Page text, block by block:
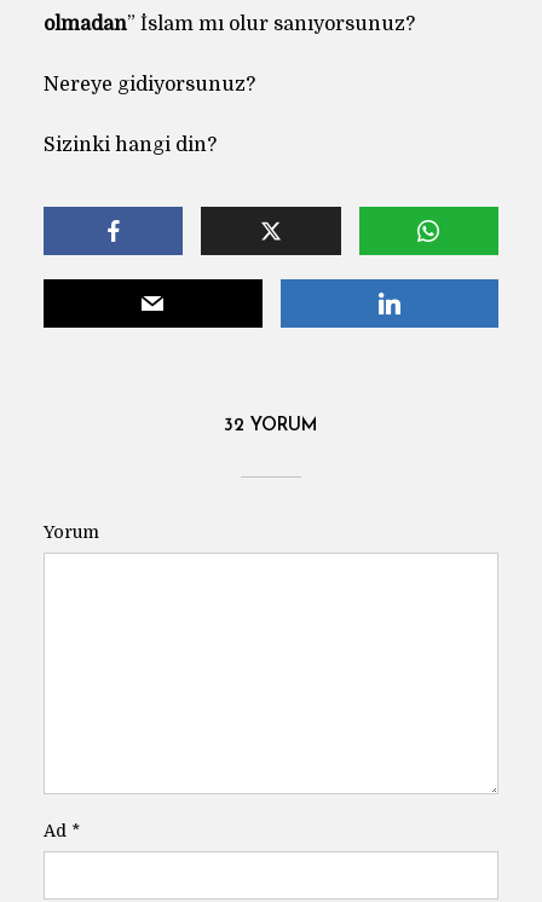
olmadan” İslam mı olur sanıyorsunuz?
Nereye gidiyorsunuz?
Sizinki hangi din?
32 YORUM
Yorum
Ad *